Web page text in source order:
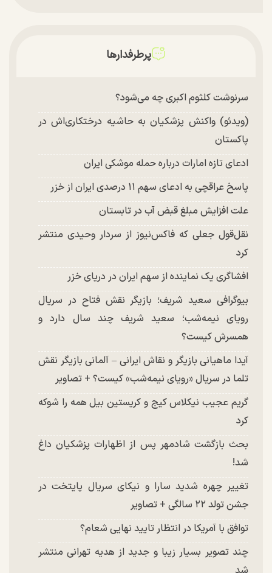
توافق با آمریکا در انتظار تایید نهایی شعام؟
شد
پرطرفدارها
سرنوشت کلثوم اکبری چه می‌شود؟
(ویدئو) واکنش پزشکیان به حاشیه درختکاری‌اش در
پاکستان
ادعای تازه امارات درباره حمله موشکی ایران
پاسخ عراقچی به ادعای سهم ۱۱ درصدی ایران از خزر
علت افزایش مبلغ قبض آب در تابستان
نقل‌قول جعلی که فاکس‌نیوز از سردار وحیدی منتشر
کرد
افشاگری یک نماینده از سهم ایران در دریای خزر
بیوگرافی سعید شریف؛ بازیگر نقش فتاح در سریال
رویای نیمه‌شب؛ سعید شریف چند سال دارد و
همسرش کیست؟
آیدا ماهیانی بازیگر و نقاش ایرانی – آلمانی بازیگر نقش
تلما در سریال «رویای نیمه‌شب» کیست؟ + تصاویر
گریم عجیب نیکلاس کیج و کریستین بیل همه را شوکه
کرد
بحث بازگشت شادمهر پس از اظهارات پزشکیان داغ
شد!
تغییر چهره شدید سارا و نیکای سریال پایتخت در
جشن تولد ۲۲ سالگی + تصاویر
توافق با آمریکا در انتظار تایید نهایی شعام؟
چند تصویر بسیار زیبا و جدید از هدیه تهرانی منتشر